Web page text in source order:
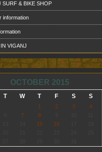
SURF & BIKE SHOP
information
VIGANJ
OCTOBER 2015
T W T F S S
1 2 3
4
7 8
15 16